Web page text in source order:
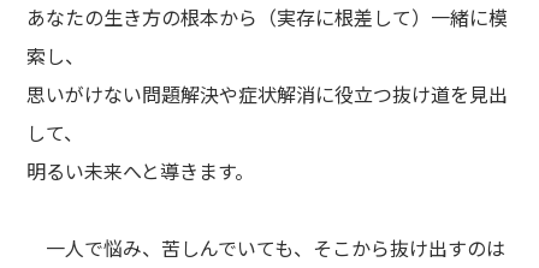
あなたの生き方の根本から（実存に根差して）一緒に模
索し、
思いがけない問題解決や症状解消に役立つ抜け道を見出
して、
明るい未来へと導きます。
一人で悩み、苦しんでいても、そこから抜け出すのは